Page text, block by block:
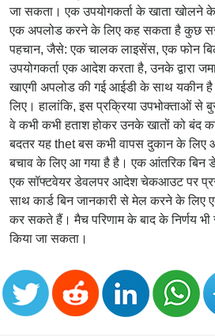
जा सकता। एक उपयोगकर्ता के खाता खोलने
एक अपलोड करने के लिए कह सकता है कुछ
पहचान, जैसे: एक चालक लाइसेंस, एक फोन
उपयोगकर्ता एक आदेश करता है, उनके द्वारा
खाएगी अपलोड की गई आईडी के साथ यकीन
लिए। हालांकि, इस प्रक्रिया उपभोक्ताओं से
वे कभी कभी हताश होकर उनके खातों को बंद
बदतर यह thet बस कभी वापस दुकान के लिए
बचाव के लिए आ गया है है। एक आंतरिक बिन
एक सॉफ्टवेयर डेवलपर आदेश चेकआउट पर
साथ कार्ड बिन जानकारी से मेल करने के लिए
कर सकते हैं। मैच परिणाम के बाद के निर्णय
किया जा सकता।